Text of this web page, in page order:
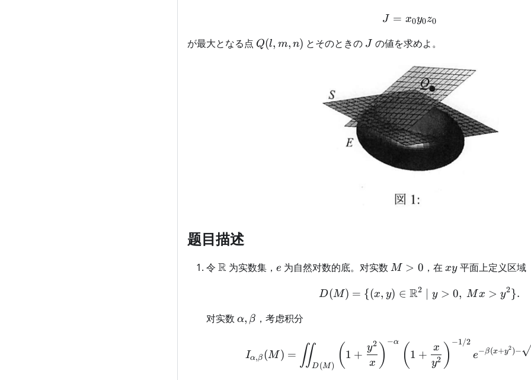
J = x_0 y_0 z_0
J = x0y0z0
が最大となる点 Q(l,m,n)
Q(l, m, n) とそのときの J
J の値を求めよ。
题目描述
令 \mathbb
R 为实数集， e
e 为自然对数的底。对实数 M>0
M > 0 ，在 xy
xy平面上定义区域
D(M) = {(x, y) ∈ R2 y > 0, Mx > y2}.
对实数 \alpha,\beta
α, β ，考虑积分
Iα,β (M ) = ∬D(M ) ( 1 +
x
y2 )
−α ( 1 +
y2
x ) −1/2
e−β(x+y2)−